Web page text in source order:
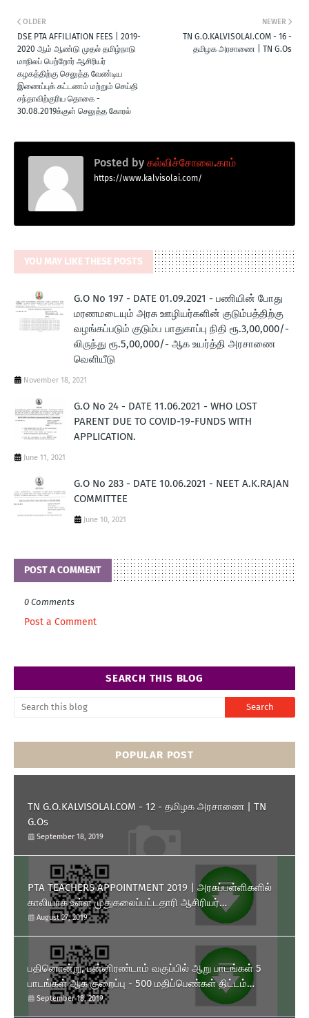
NEWER
TN G.O.KALVISOLAI.COM - 16 -
தமிழக அரசாணை | TN G.Os
OLDER
DSE PTA AFFILIATION FEES | 2019-
2020 ஆம் ஆண்டு முதல் தமிழ்நாடு
மாநிலப் பெற்றோர் ஆசிரியர்
கழகத்திற்கு செலுத்த வேண்டிய
இணைப்புக் கட்டணம் மற்றும் செய்தி
சந்தாவிற்குரிய தொகை -
30.08.2019க்குள் செலுத்த கோரல்
Posted by கல்விச்சோலை.காம்
https://www.kalvisolai.com/
YOU MAY LIKE THESE POSTS
G.O No 197 - DATE 01.09.2021 - பணியின் போது
மரணமடையும் அரசு ஊழியர்களின் குடும்பத்திற்கு
வழங்கப்படும் குடும்ப பாதுகாப்பு நிதி ரூ.3,00,000/-
லிருந்து ரூ.5,00,000/- ஆக உயர்த்தி அரசாணை
வெளியீடு
November 18, 2021
G.O No 24 - DATE 11.06.2021 - WHO LOST
PARENT DUE TO COVID-19-FUNDS WITH
APPLICATION.
June 11, 2021
G.O No 283 - DATE 10.06.2021 - NEET A.K.RAJAN
COMMITTEE
June 10, 2021
POST A COMMENT
0 Comments
Post a Comment
SEARCH THIS BLOG
POPULAR POST
TN G.O.KALVISOLAI.COM - 12 - தமிழக அரசாணை | TN
G.Os
September 18, 2019
PTA TEACHERS APPOINTMENT 2019 | அரசுப்பள்ளிகளில்
காலியாக உள்ள முதுகலைப்பட்டதாரி ஆசிரியர்
பணியிடங்களை ரூபாய் 10,000 தொகுப்பூதியத்தில் நிரப்பிக்
கொள்ள பள்ளிக்கல்வித்துறை அனுமதி அளித்து அரசாணை
வெளியிட்டுள்ளது.
August 27, 2019
பதினொன்று, பன்னிரண்டாம் வகுப்பில் ஆறு பாடங்கள் 5
பாடங்கள் ஆக குறைப்பு - 500 மதிப்பெண்கள் திட்டம்
அறிமுகம் - தமிழக அரசு அரசாணை வெளியீடு.
September 18, 2019